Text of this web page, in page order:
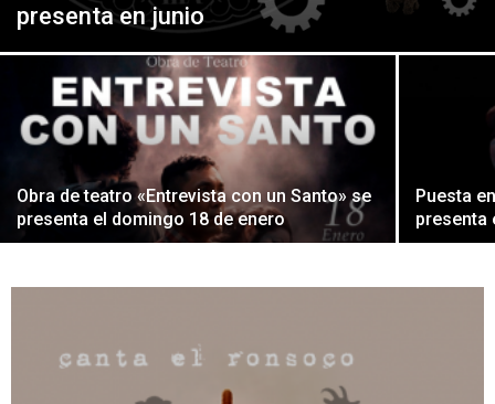
presenta en junio
Obra de teatro «Entrevista con un Santo» se
presenta el domingo 18 de enero
Puesta
presenta